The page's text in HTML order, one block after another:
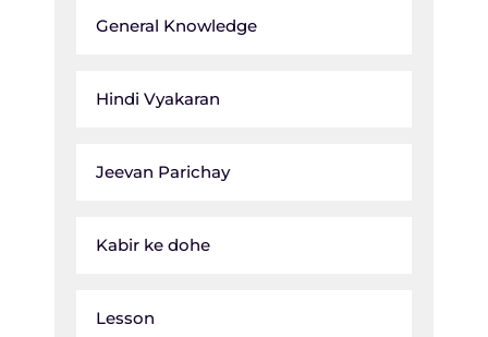
General Knowledge
Hindi Vyakaran
Jeevan Parichay
Kabir ke dohe
Lesson